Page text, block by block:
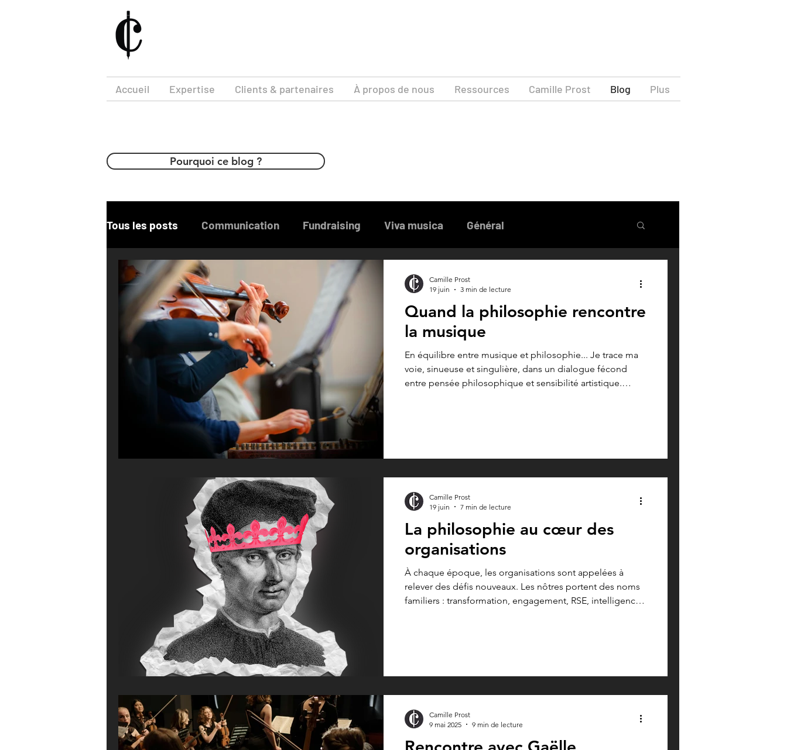
Accueil Expertise Clients & partenaires À propos de nous Ressources Camille Prost Blog Plus
Pourquoi ce blog ?
Tous les posts Communication Fundraising Viva musica Général
Quand la philosophie rencontre
la musique
En équilibre entre musique et philosophie... Je trace ma
voie, sinueuse et singulière, dans un dialogue fécond
entre pensée philosophique et sensibilité artistique.
Camille Prost
19 juin
3 min de lecture
La philosophie au cœur des
organisations
À chaque époque, les organisations sont appelées à
relever des défis nouveaux. Les nôtres portent des noms
familiers : transformation, engagement, RSE, intelligence
Camille Prost
19 juin
7 min de lecture
Camille Prost
9 mai 2025
9 min de lecture